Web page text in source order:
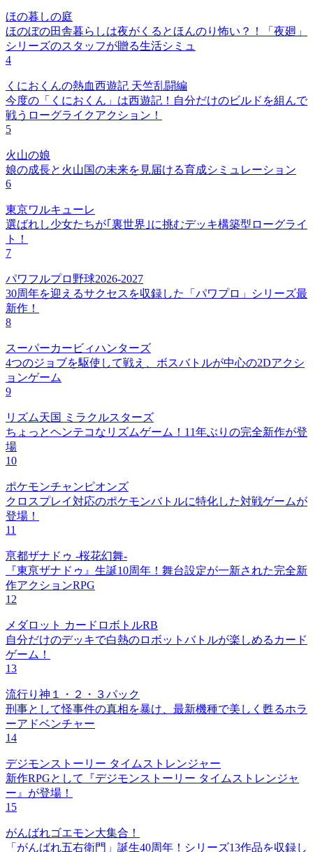
ほの暮しの庭
ほのぼの田舎暮らしは夜がくるとほんのり怖い？！「夜廻」
シリーズのスタッフが贈る生活シミュ
4
くにおくんの熱血西遊記 天竺乱闘編
今度の「くにおくん」は西遊記！自分だけのビルドを組んで
戦うローグライクアクション！
5
火山の娘
娘の成長と火山国の未来を見届ける育成シミュレーション
6
東京ワルキューレ
選ばれし少女たちが｢裏世界｣に挑むデッキ構築型ローグライ
ト！
7
パワフルプロ野球2026-2027
30周年を迎えるサクセスを収録した「パワプロ」シリーズ最
新作！
8
スーパーカービィハンターズ
4つのジョブを駆使して戦え、ボスバトルが中心の2Dアクシ
ョンゲーム
9
リズム天国 ミラクルスターズ
ちょっとヘンテコなリズムゲーム！11年ぶりの完全新作が登
場
10
ポケモンチャンピオンズ
クロスプレイ対応のポケモンバトルに特化した対戦ゲームが
登場！
11
亰都ザナドゥ -桜花幻舞-
『東亰ザナドゥ』生誕10周年！舞台設定が一新された完全新
作アクションRPG
12
メダロット カードロボトルRB
自分だけのデッキで白熱のロボットバトルが楽しめるカード
ゲーム！
13
流行り神１・２・３パック
刑事として怪事件の真相を暴け、最新機種で美しく甦るホラ
ーアドベンチャー
14
デジモンストーリー タイムストレンジャー
新作RPGとして『デジモンストーリー タイムストレンジャ
ー』が登場！
15
がんばれゴエモン大集合！
「がんばれ五右衛門」誕生40周年！シリーズ13作品を収録し